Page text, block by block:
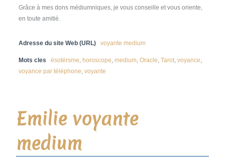
Grâce à mes dons médiumniques, je vous conseille et vous oriente,
en toute amitié.
Adresse du site Web (URL) voyante medium
Mots cles ésotérsme horoscope medium Oracle Tarot voyance
voyance par téléphone voyante
Emilie voyante
medium